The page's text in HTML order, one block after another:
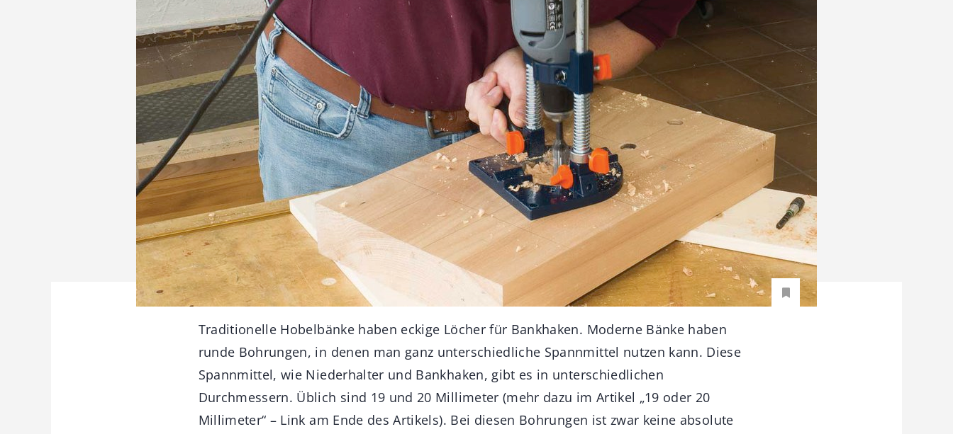
Traditionelle Hobelbänke haben eckige Löcher für Bankhaken. Moderne Bänke haben
runde Bohrungen, in denen man ganz unterschiedliche Spannmittel nutzen kann. Diese
Spannmittel, wie Niederhalter und Bankhaken, gibt es in unterschiedlichen
Durchmessern. Üblich sind 19 und 20 Millimeter (mehr dazu im Artikel „19 oder 20
Millimeter“ – Link am Ende des Artikels). Bei diesen Bohrungen ist zwar keine absolute